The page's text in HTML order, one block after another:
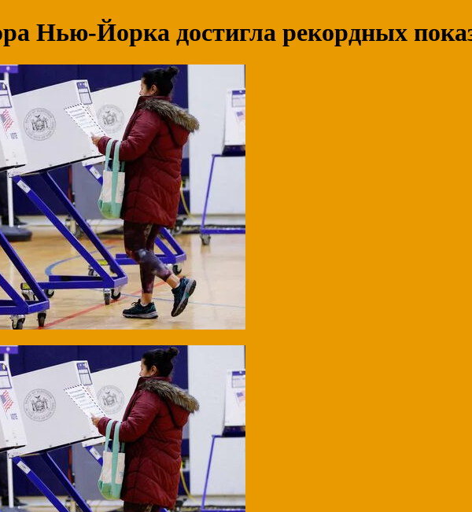
Нью-Йорка достигла рекордных